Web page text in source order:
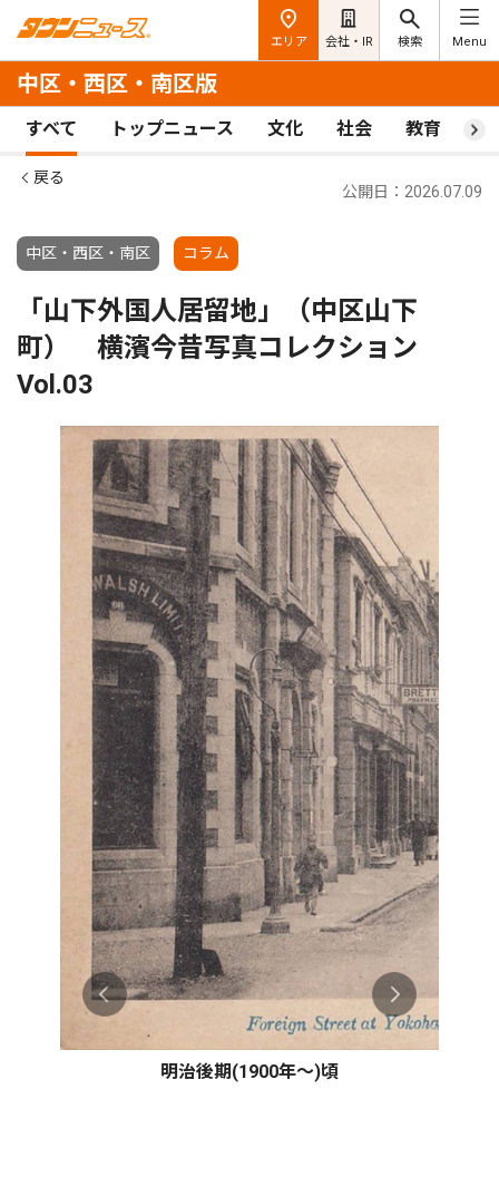
エリア 会社・IR 検索 Menu
中区・西区・南区版
すべて トップニュース 文化 社会 教育 ス
戻る
中区・西区・南区 コラム
公開日：2026.07.09
「山下外国人居留地」（中区山下
町） 横濱今昔写真コレクション
Vol.03
明治後期(1900年〜)頃